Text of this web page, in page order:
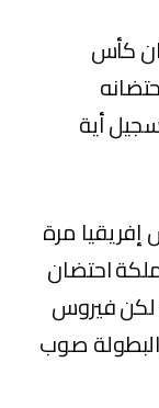
كأس
واحتضانه
أية
مرة
المملكة احتضان
الكأس القارية مرة أخرى سنة 2015 لكن فيروس
البطولة صوب